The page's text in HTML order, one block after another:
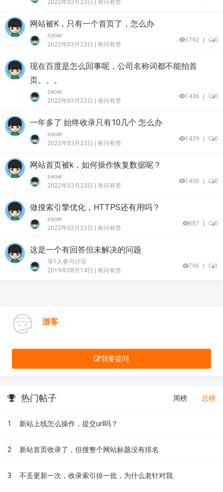
2022年03月23日 | 有问有答
网站被K，只有一个首页了，怎么办
seoer
2022年03月23日 | 有问有答
1792 0
现在百度是怎么回事呢，公司名称词都不能拍首
页。。。
seoer
2022年03月23日 | 有问有答
1436 0
一年多了 始终收录只有10几个 怎么办
seoer
2022年03月23日 | 有问有答
1439 0
网站首页被k，如何操作恢复数据呢？
seoer
2022年03月23日 | 有问有答
1430 0
做搜索引擎优化，HTTPS还有用吗？
seoer
2022年03月23日 | 有问有答
887 0
这是一个有回答但未解决的问题
等1人参与讨论
2019年08月14日 | 有问有答
796 1
游客
我要提问
热门帖子 周榜 总榜
1 新站上线怎么操作，提交url吗？
2 新站首页收录了，但搜整个网站标题没有排名
3 不丢更新一次，收录索引掉一批，为什么老针对我